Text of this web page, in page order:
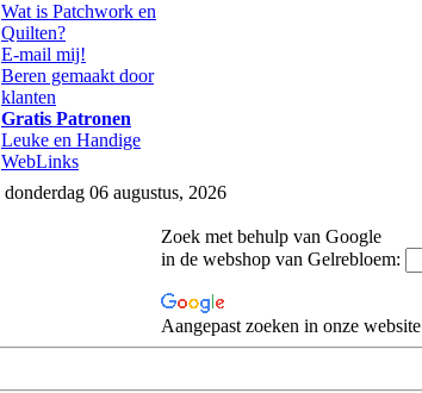
Wat is Patchwork en
Quilten?
E-mail mij!
Beren gemaakt door
klanten
Gratis Patronen
Leuke en Handige
WebLinks
donderdag 06 augustus, 2026
Zoek met behulp van Google
in de webshop van Gelrebloem:
Aangepast zoeken in onze website